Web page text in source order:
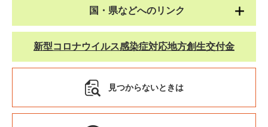
国・県などへのリンク
新型コロナウイルス感染症対応地方創生交付金
見つからないときは